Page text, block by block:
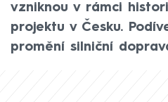
vzniknou v rámci
projektu v Česku.
promění silniční